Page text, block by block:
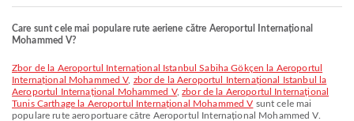
Care sunt cele mai populare rute aeriene către Aeroportul Internațional
Mohammed V?
zbor de la Aeroportul Internațional Istanbul Sabiha Gökçen la Aeroportul
Internațional Mohammed V, zbor de la Aeroportul Internațional Istanbul la
Aeroportul Internațional Mohammed V,zbor de la Aeroportul Internațional
Tunis Carthage la Aeroportul Internațional Mohammed V sunt cele mai
populare rute aeroportuare către Aeroportul Internațional Mohammed V.